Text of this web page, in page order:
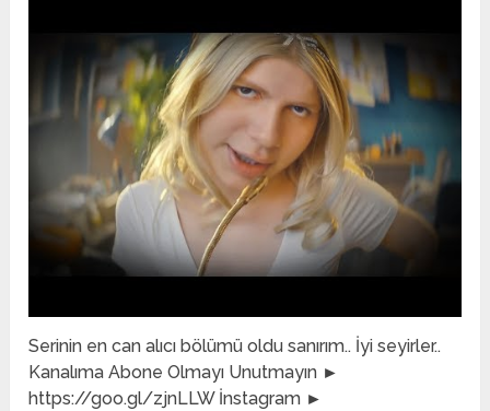
Serinin en can alıcı bölümü oldu sanırım.. İyi seyirler..
Kanalıma Abone Olmayı Unutmayın ►
https://goo.gl/zjnLLW İnstagram ►